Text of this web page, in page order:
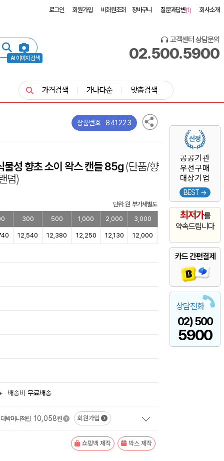
로그인 회원가입 비회원조회 장바구니 질문과답변(1) 회사소개
AI 이미지 검색
고객센터 상담문의
02.500.5900
공공기관
우선구매
대상기업
BEST →
최저가를
약속드립니다
카드 간편결제
상담전화
02) 500
5900
가격검색 가나다순 맞춤검색
상품번호 841223
성 향초 소이 왁스 캔들 85g(단품/향
덤)
단위: 원 부가세별도
300 500 1,000 2,000 3,000
12,540 12,380 12,250 12,130 12,000
배송비 무료배송
대박머니적립 10,058원 회원가입
쇼핑백 제작 박스 제작